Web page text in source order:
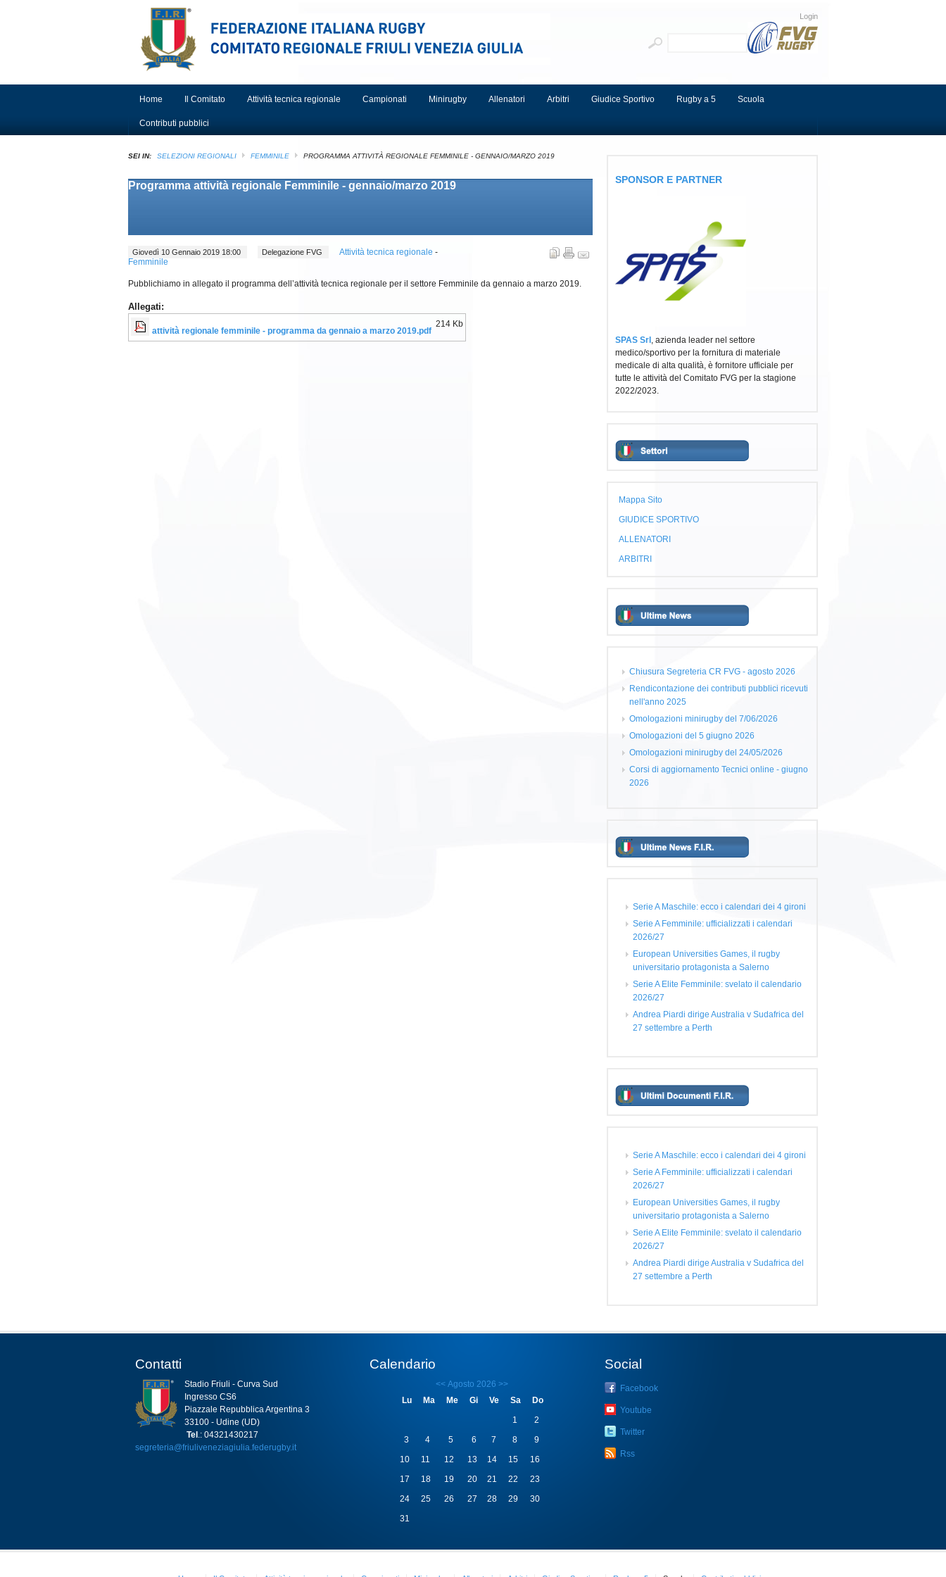
Login
Home Il Comitato Attività tecnica regionale Campionati Minirugby Allenatori Arbitri Giudice Sportivo Rugby a 5 Scuola
Contributi pubblici
SEI IN: SELEZIONI REGIONALI FEMMINILE PROGRAMMA ATTIVITÀ REGIONALE FEMMINILE - GENNAIO/MARZO 2019
Programma attività regionale Femminile - gennaio/marzo 2019
Giovedì 10 Gennaio 2019 18:00 Delegazione FVG Attività tecnica regionale -
Femminile
Pubblichiamo in allegato il programma dell’attività tecnica regionale per il settore Femminile da gennaio a marzo 2019.
Allegati:
attività regionale femminile - programma da gennaio a marzo 2019.pdf
214 Kb
SPONSOR E PARTNER
SPAS Srl , azienda leader nel settore
medico/sportivo per la fornitura di materiale
medicale di alta qualità, è fornitore ufficiale per
tutte le attività del Comitato FVG per la stagione
2022/2023.
Mappa Sito
GIUDICE SPORTIVO
ALLENATORI
ARBITRI
Chiusura Segreteria CR FVG - agosto 2026
Rendicontazione dei contributi pubblici ricevuti
nell'anno 2025
Omologazioni minirugby del 7/06/2026
Omologazioni del 5 giugno 2026
Omologazioni minirugby del 24/05/2026
Corsi di aggiornamento Tecnici online - giugno
2026
Serie A Maschile: ecco i calendari dei 4 gironi
Serie A Femminile: ufficializzati i calendari
2026/27
European Universities Games, il rugby
universitario protagonista a Salerno
Serie A Elite Femminile: svelato il calendario
2026/27
Andrea Piardi dirige Australia v Sudafrica del
27 settembre a Perth
Serie A Maschile: ecco i calendari dei 4 gironi
Serie A Femminile: ufficializzati i calendari
2026/27
European Universities Games, il rugby
universitario protagonista a Salerno
Serie A Elite Femminile: svelato il calendario
2026/27
Andrea Piardi dirige Australia v Sudafrica del
27 settembre a Perth
Contatti
Stadio Friuli - Curva Sud
Ingresso CS6
Piazzale Repubblica Argentina 3
33100 - Udine (UD)
Tel .: 04321430217
segreteria@friuliveneziagiulia.federugby.it
Calendario
<< Agosto 2026 >>
Lu
Ma Me Gi Ve Sa
Do
1
2
3
4 5 6 7 8
9
10
11 12 13 14 15
16
17
18 19 20 21 22
23
24
25 26 27 28 29
30
31
Social
Facebook
Youtube
Twitter
Rss